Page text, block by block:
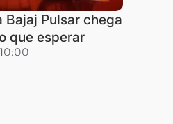
Bajaj Pulsar chega
que esperar